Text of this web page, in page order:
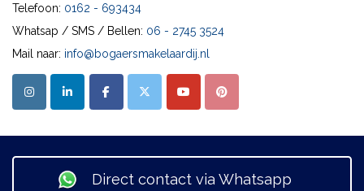
Telefoon: 0162 - 693434
Whatsap / SMS / Bellen: 06 - 2745 3524
Mail naar: info@bogaersmakelaardij.nl
Direct contact via Whatsapp